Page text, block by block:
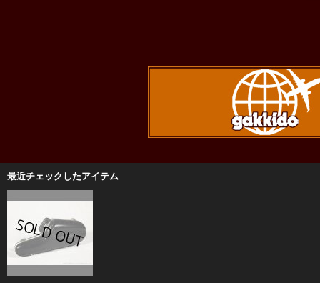
最近チェックしたアイテム